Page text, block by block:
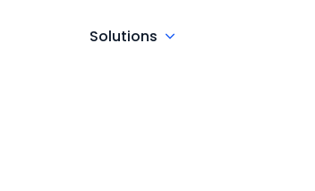
Solutions